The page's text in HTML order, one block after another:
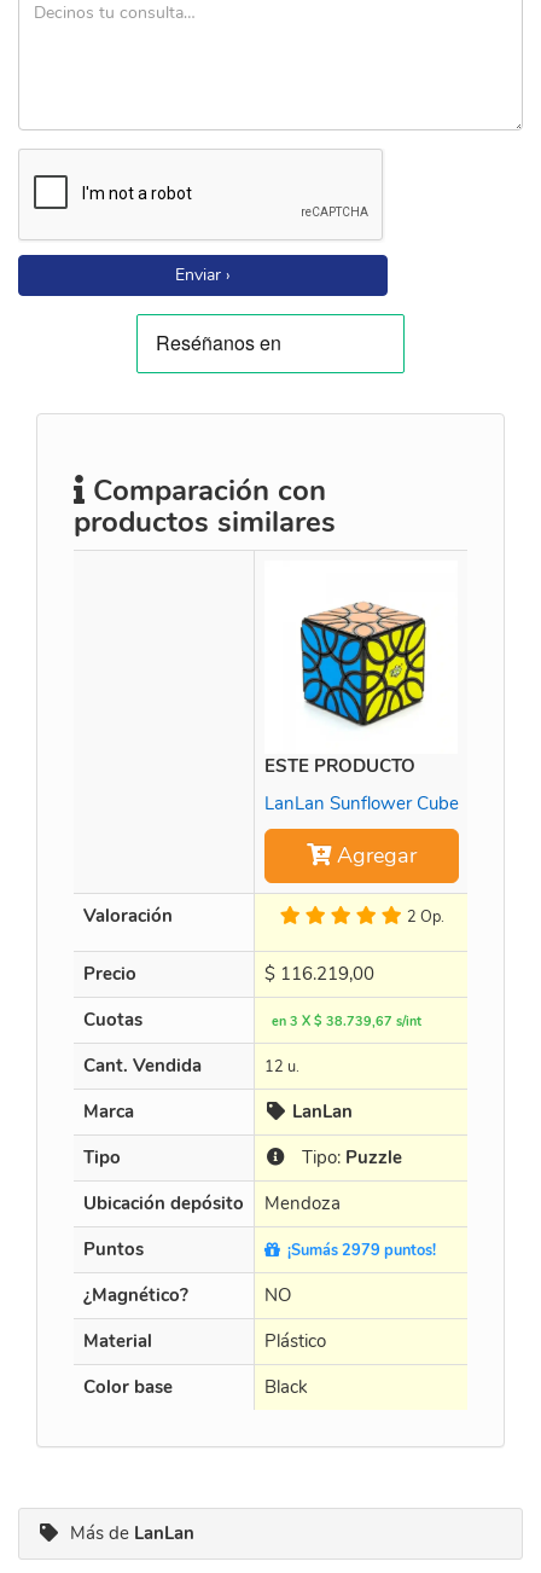
Enviar ›
Comparación con
productos similares
ESTE PRODUCTO
LanLan Sunflower Cube
Agregar
Valoración 2 Op.
Precio $ 116.219,00
Cuotas
en 3 X $ 38.739,67 s/int
Cant. Vendida 12 u.
Marca LanLan
Tipo
Tipo: Puzzle
Ubicación depósito
Mendoza
Puntos
¡Sumás 2979 puntos!
¿Magnético? NO
Material
Plástico
Color base
Black
Más de LanLan